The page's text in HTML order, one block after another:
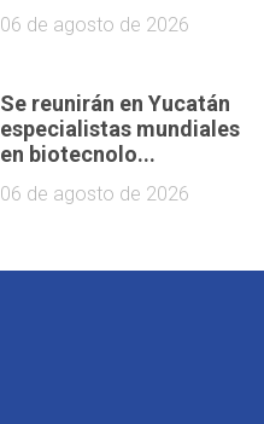
06 de agosto de 2026
Se reunirán en Yucatán
especialistas mundiales
en biotecnolo...
06 de agosto de 2026